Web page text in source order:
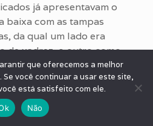
já apresentavam o
baixa com as tampas
da qual um lado era
de xadrez, o outro como
aberta o seu interior
de gamão.
Você sabia
que oferecemos a melhor
você continuar a usar este site,
está satisfeito com ele.
Não